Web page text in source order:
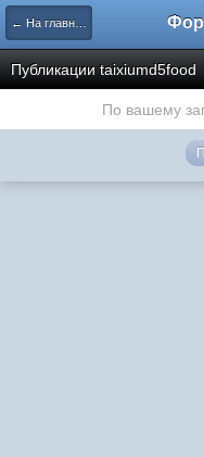
← На главную
Публикации taixiumd5food
По вашему